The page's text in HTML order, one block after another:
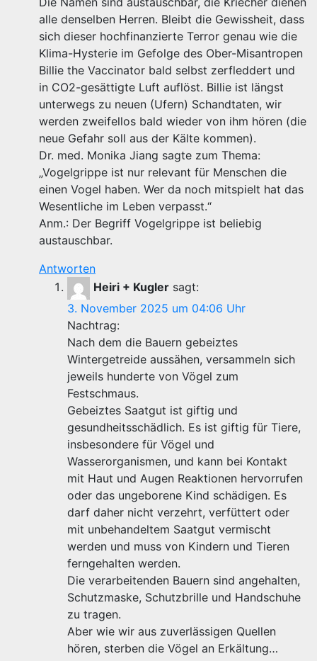
alle denselben Herren. Bleibt die Gewissheit, dass
sich dieser hochfinanzierte Terror genau wie die
Klima-Hysterie im Gefolge des Ober-Misantropen
Billie the Vaccinator bald selbst zerfleddert und
in CO2-gesättigte Luft auflöst. Billie ist längst
unterwegs zu neuen (Ufern) Schandtaten, wir
werden zweifellos bald wieder von ihm hören (die
neue Gefahr soll aus der Kälte kommen).
Dr. med. Monika Jiang sagte zum Thema:
„Vogelgrippe ist nur relevant für Menschen die
einen Vogel haben. Wer da noch mitspielt hat das
Wesentliche im Leben verpasst.“
Anm.: Der Begriff Vogelgrippe ist beliebig
austauschbar.
Antworten
Heiri + Kugler sagt:
3. November 2025 um 04:06 Uhr
Nachtrag:
Nach dem die Bauern gebeiztes
Wintergetreide aussähen, versammeln sich
jeweils hunderte von Vögel zum
Festschmaus.
Gebeiztes Saatgut ist giftig und
gesundheitsschädlich. Es ist giftig für Tiere,
insbesondere für Vögel und
Wasserorganismen, und kann bei Kontakt
mit Haut und Augen Reaktionen hervorrufen
oder das ungeborene Kind schädigen. Es
darf daher nicht verzehrt, verfüttert oder
mit unbehandeltem Saatgut vermischt
werden und muss von Kindern und Tieren
ferngehalten werden.
Die verarbeitenden Bauern sind angehalten,
Schutzmaske, Schutzbrille und Handschuhe
zu tragen.
Aber wie wir aus zuverlässigen Quellen
hören, sterben die Vögel an Erkältung…